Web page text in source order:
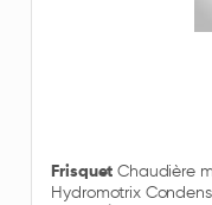
Frisquet Chaudière
Hydromotrix